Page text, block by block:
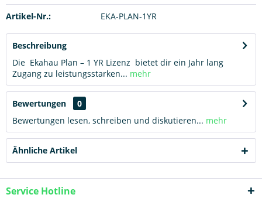
Artikel-Nr.: EKA-PLAN-1YR
Beschreibung
Die Ekahau Plan – 1 YR Lizenz bietet dir ein Jahr lang
Zugang zu leistungsstarken... mehr
Bewertungen
0
Bewertungen lesen, schreiben und diskutieren... mehr
Ähnliche Artikel
Service Hotline